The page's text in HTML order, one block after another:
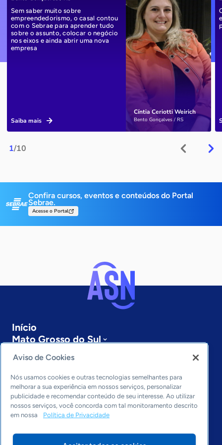
1/10
Cíntia Ceriotti Weirich
Bento Gonçalves / RS
Sem saber muito sobre
empreendedorismo, o casal contou
com o Sebrae para aprender tudo
sobre o assunto, colocar o negócio
nos eixos e ainda abrir uma nova
empresa
Saiba mais
Confira cursos, eventos e conteúdos do Portal
Sebrae.
Acesse o Portal
Início
Mato Grosso do Sul
Sobre a ASN
Últimas notícias
Entre em contato
Editorias
Economia & Política
Inovação & Tecnologia
Cultura empreendedora
Aviso de Cookies
Nós usamos cookies e outras tecnologias semelhantes para
melhorar a sua experiência em nossos serviços, personalizar
publicidade e recomendar conteúdo de seu interesse. Ao utilizar
nossos serviços, você concorda com tal monitoramento descrito
em nossa
Política de Privacidade